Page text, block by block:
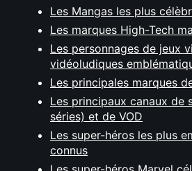
Les Mangas les plus
Les marques High-Tech
Les personnages de jeux
vidéoludiques
Les principales marques
Les principaux canaux de
séries) et de VOD
Les super-héros les plus
connus